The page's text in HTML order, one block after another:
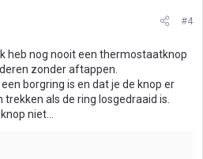
#4
heb nog nooit een thermostaatknop
zonder aftappen.
borgring is en dat je de knop er
als de ring losgedraaid is.
niet...